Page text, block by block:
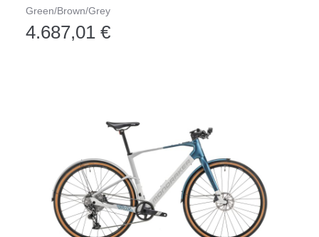
Green/Brown/Grey
4.687,01 €